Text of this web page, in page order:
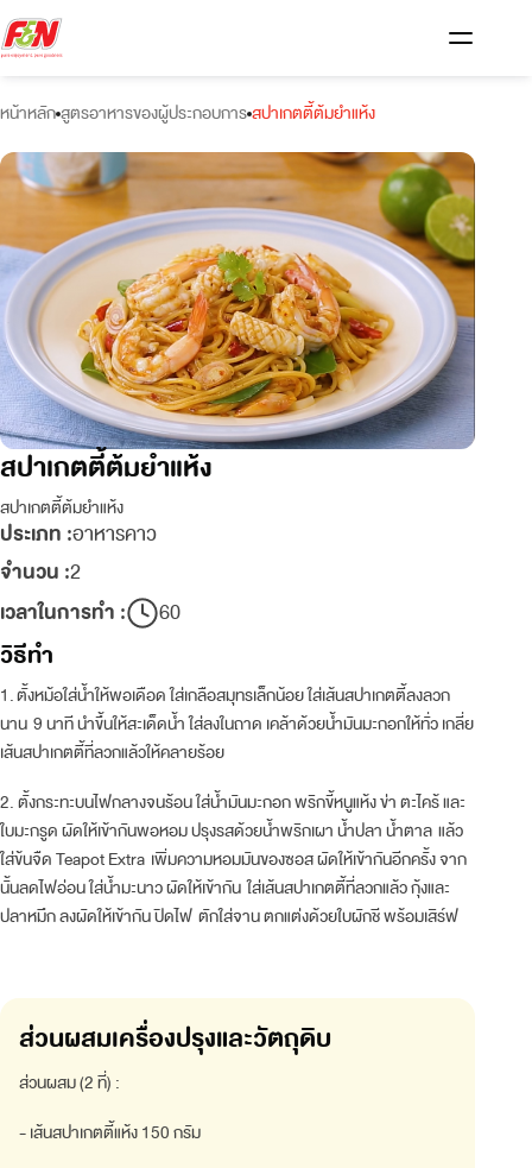
หน้าหลักสูตรอาหารของผู้ประกอบการสปาเกตตี้ต้มยำแห้ง
สปาเกตตี้ต้มยำแห้ง
สปาเกตตี้ต้มยำแห้ง
ประเภท :อาหารคาว
จำนวน :2
เวลาในการทำ : 60
วิธีทำ
1. ตั้งหม้อใส่น้ำให้พอเดือด ใส่เกลือสมุทรเล็กน้อย ใส่เส้นสปาเกตตี้ลงลวก
นาน 9 นาที นำขึ้นให้สะเด็ดน้ำ ใส่ลงในถาด เคล้าด้วยน้ำมันมะกอกให้ทั่ว เกลี่ย
เส้นสปาเกตตี้ที่ลวกแล้วให้คลายร้อย
2. ตั้งกระทะบนไฟกลางจนร้อน ใส่น้ำมันมะกอก พริกขี้หนูแห้ง ข่า ตะไคร้ และ
ใบมะกรูด ผัดให้เข้ากันพอหอม ปรุงรสด้วยน้ำพริกเผา น้ำปลา น้ำตาล แล้ว
ใส่ข้นจืด Teapot Extra เพิ่มความหอมมันของซอส ผัดให้เข้ากันอีกครั้ง จาก
นั้นลดไฟอ่อน ใส่น้ำมะนาว ผัดให้เข้ากัน ใส่เส้นสปาเกตตี้ที่ลวกแล้ว กุ้งและ
ปลาหมึก ลงผัดให้เข้ากัน ปิดไฟ ตักใส่จาน ตกแต่งด้วยใบผักชี พร้อมเสิร์ฟ
ส่วนผสมเครื่องปรุงและวัตถุดิบ
ส่วนผสม (2 ที่) :
- เส้นสปาเกตตี้แห้ง 150 กรัม